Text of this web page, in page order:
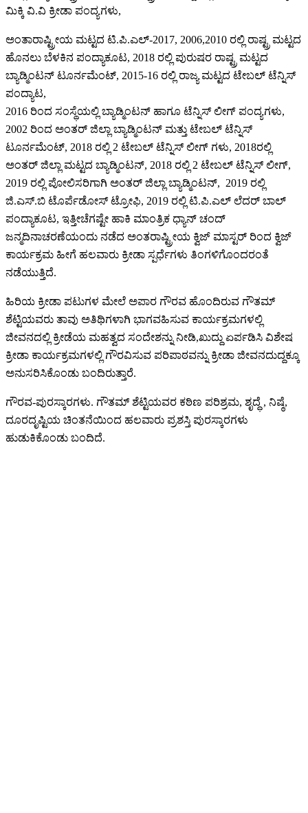
ಮಿಕ್ಕಿ ವಿ.ವಿ‌ ಕ್ರೀಡಾ ಪಂದ್ಯಗಳು,
ಅಂತಾರಾಷ್ಟ್ರೀಯ ಮಟ್ಟದ ಟಿ.ಪಿ.ಎಲ್-2017, 2006,2010 ರಲ್ಲಿ ರಾಷ್ಟ್ರ ಮಟ್ಟದ
ಹೊನಲು ಬೆಳಕಿನ ಪಂದ್ಯಾಕೂಟ, 2018 ರಲ್ಲಿ ಪುರುಷರ ರಾಷ್ಟ್ರ ಮಟ್ಟದ
ಬ್ಯಾಡ್ಮಿಂಟನ್ ಟೂರ್ನಮೆಂಟ್, 2015-16 ರಲ್ಲಿ ರಾಜ್ಯ ಮಟ್ಟದ ಟೇಬಲ್ ಟೆನ್ನಿಸ್
ಪಂದ್ಯಾಟ,
2016 ರಿಂದ ಸಂಸ್ಥೆಯಲ್ಲಿ ಬ್ಯಾಡ್ಮಿಂಟನ್ ಹಾಗೂ ಟೆನ್ನಿಸ್ ಲೀಗ್ ಪಂದ್ಯಗಳು,
2002 ರಿಂದ ಅಂತರ್ ಜಿಲ್ಲಾ ಬ್ಯಾಡ್ಮಿಂಟನ್ ಮತ್ತು ಟೇಬಲ್ ಟೆನ್ನಿಸ್
ಟೂರ್ನಮೆಂಟ್, 2018 ರಲ್ಲಿ 2 ಟೇಬಲ್ ಟೆನ್ನಿಸ್ ಲೀಗ್ ಗಳು, 2018ರಲ್ಲಿ
ಅಂತರ್ ಜಿಲ್ಲಾ ಮಟ್ಟದ ಬ್ಯಾಡ್ಮಿಂಟನ್, 2018 ರಲ್ಲಿ 2 ಟೇಬಲ್ ಟೆನ್ನಿಸ್ ಲೀಗ್,
2019 ರಲ್ಲಿ ಪೋಲಿಸರಿಗಾಗಿ ಅಂತರ್ ಜಿಲ್ಲಾ ಬ್ಯಾಡ್ಮಿಂಟನ್, 2019 ರಲ್ಲಿ
ಜಿ.ಎಸ್.ಬಿ ಟೊರ್ಪೆಡೋಸ್ ಟ್ರೋಫಿ, 2019 ರಲ್ಲಿ ಟಿ‌.ಪಿ.ಎಲ್ ಲೆದರ್ ಬಾಲ್
ಪಂದ್ಯಾಕೂಟ, ಇತ್ತೀಚೆಗಷ್ಟೇ ಹಾಕಿ‌ ಮಾಂತ್ರಿಕ ಧ್ಯಾನ್ ಚಂದ್
ಜನ್ಮದಿನಾಚರಣೆಯಂದು ನಡೆದ ಅಂತರಾಷ್ಟ್ರೀಯ ಕ್ವಿಜ್ ಮಾಸ್ಟರ್ ರಿಂದ ಕ್ವಿಜ್
ಕಾರ್ಯಕ್ರಮ ಹೀಗೆ ಹಲವಾರು ಕ್ರೀಡಾ ಸ್ಪರ್ಧೆಗಳು ತಿಂಗಳಿಗೊಂದರಂತೆ
ನಡೆಯುತ್ತಿದೆ.
ಹಿರಿಯ ಕ್ರೀಡಾ ಪಟುಗಳ ಮೇಲೆ ಅಪಾರ ಗೌರವ ಹೊಂದಿರುವ ಗೌತಮ್
ಶೆಟ್ಟಿಯವರು ತಾವು ಅತಿಥಿಗಳಾಗಿ ಭಾಗವಹಿಸುವ ಕಾರ್ಯಕ್ರಮಗಳಲ್ಲಿ
ಜೀವನದಲ್ಲಿ ಕ್ರೀಡೆಯ ಮಹತ್ವದ ಸಂದೇಶನ್ನು ನೀಡಿ,ಖುದ್ದು ಏರ್ಪಡಿಸಿ ವಿಶೇಷ
ಕ್ರೀಡಾ ಕಾರ್ಯಕ್ರಮಗಳಲ್ಲಿ ಗೌರವಿಸುವ ಪರಿಪಾಠವನ್ನು ಕ್ರೀಡಾ ಜೀವನದುದ್ದಕ್ಕೂ
ಅನುಸರಿಸಿಕೊಂಡು ಬಂದಿರುತ್ತಾರೆ.
ಗೌರವ-ಪುರಸ್ಕಾರಗಳು. ಗೌತಮ್ ಶೆಟ್ಟಿಯವರ ಕಠಿಣ ಪರಿಶ್ರಮ, ಶೃದ್ಧೆ , ನಿಷ್ಠೆ,
ದೂರದೃಷ್ಟಿಯ ಚಿಂತನೆಯಿಂದ ಹಲವಾರು ಪ್ರಶಸ್ತಿ ಪುರಸ್ಕಾರಗಳು
ಹುಡುಕಿಕೊಂಡು ಬಂದಿದೆ.